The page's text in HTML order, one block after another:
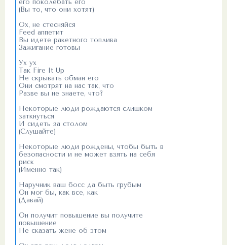
его поколебать его
(Вы то, что они хотят)
Ох, не стесняйся
Feed аппетит
Вы идете ракетного топлива
Зажигание готовы
Ух ух
Так Fire It Up
Не скрывать обман его
Они смотрят на нас так, что
Разве вы не знаете, что?
Некоторые люди рождаются слишком
заткнуться
И сидеть за столом
(Слушайте)
Некоторые люди рождены, чтобы быть в
безопасности и не может взять на себя
риск
(Именно так)
Наручник ваш босс да быть грубым
Он мог бы, как все, как
(Давай)
Он получит повышение вы получите
повышение
Не сказать жене об этом